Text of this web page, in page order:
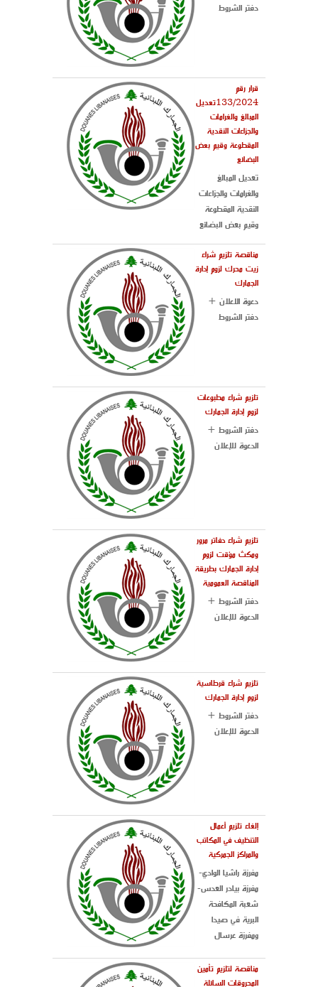
دفتر الشروط
قرار رقم
133/2024تعديل
المبالغ والغرامات
والجزاءات النقدية
المقطوعة وقيم بعض
البضائع
تعديل المبالغ
والغرامات والجزاءات
النقدية المقطوعة
وقيم بعض البضائع
مناقصة تلزيم شراء
زيت محرك لزوم إدارة
الجمارك
دعوة الاعلان +
دفتر الشروط
تلزيم شراء مطبوعات
لزوم إدارة الجمارك
دفتر الشروط +
الدعوة للإعلان
تلزيم شراء دفاتر مرور
ومكث مؤقت لزوم
إدارة الجمارك بطريقة
المناقصة العمومية
دفتر الشروط +
الدعوة للإعلان
تلزيم شراء قرطاسية
لزوم إدارة الجمارك
دفتر الشروط +
الدعوة للإعلان
إلغاء تلزيم أعمال
التنظيف في المكاتب
والمراكز الجمركية
مفرزة راشيا الوادي-
مفرزة بيادر العدس-
شعبة المكافحة
البرية في صيدا
ومفرزة عرسال
مناقصة لتلزيم تأمين
المحروقات السائلة